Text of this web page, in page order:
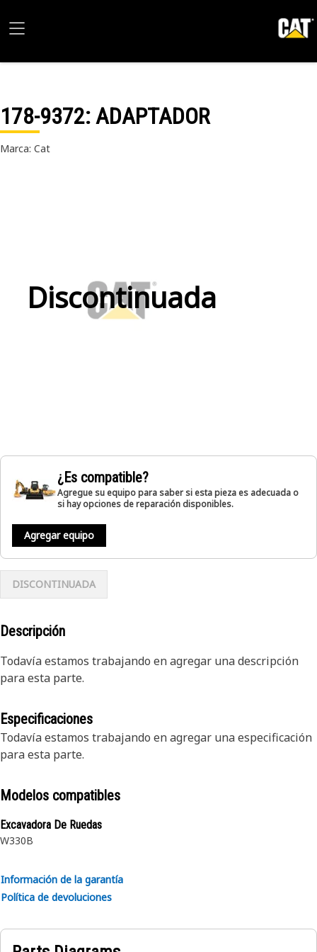
178-9372: ADAPTADOR
Marca: Cat
Discontinuada
¿Es compatible?
Agregue su equipo para saber si esta pieza es adecuada o
si hay opciones de reparación disponibles.
Agregar equipo
DISCONTINUADA
Descripción
Todavía estamos trabajando en agregar una descripción
para esta parte.
Especificaciones
Todavía estamos trabajando en agregar una especificación
para esta parte.
Modelos compatibles
Excavadora De Ruedas
W330B
Información de la garantía
Política de devoluciones